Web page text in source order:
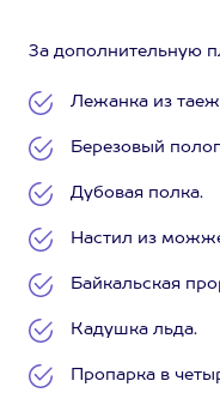
За дополнительную
Лежанка из
Березовый
Дубовая полка.
Настил из
Байкальская
Кадушка льда.
Пропарка в